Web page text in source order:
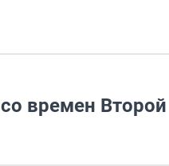
времен